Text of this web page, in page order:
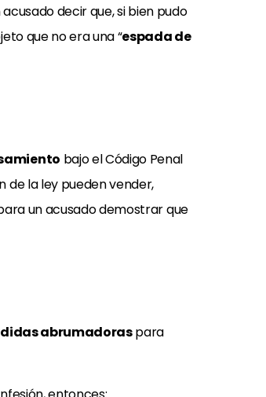
decir que, si bien pudo
que no era una “espada de
bajo el Código Penal
de la ley pueden vender,
un acusado demostrar que
abrumadoraspara